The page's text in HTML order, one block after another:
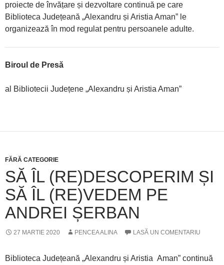
proiecte de învățare și dezvoltare continuă pe care
Biblioteca Județeană „Alexandru și Aristia Aman” le
organizează în mod regulat pentru persoanele adulte.
Biroul de Presă
al Bibliotecii Județene „Alexandru și Aristia Aman”
FĂRĂ CATEGORIE
SĂ ÎL (RE)DESCOPERIM ȘI
SĂ ÎL (RE)VEDEM PE
ANDREI ȘERBAN
27 MARTIE 2020 PENCEA ALINA LASĂ UN COMENTARIU
Biblioteca Județeană „Alexandru și Aristia Aman” continuă